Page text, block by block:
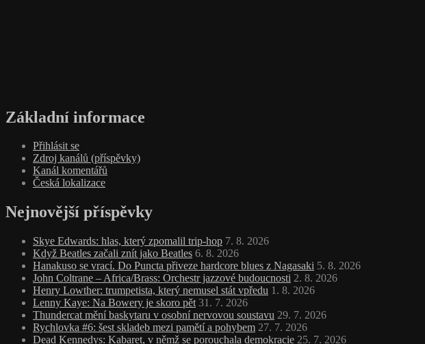
Základní informace
Přihlásit se
Zdroj kanálů (příspěvky)
Kanál komentářů
Česká lokalizace
Nejnovější příspěvky
Skye Edwards: hlas, který zpomalil trip‑hop 7. 8. 2026
Když Beatles začali znít jako Beatles 6. 8. 2026
Hanakuso se vrací. Do Puncta přiveze hardcore blues z Nagasaki 5. 8. 2026
John Coltrane – Africa/Brass: Orchestr jazzové budoucnosti 2. 8. 2026
Henry Lowther: trumpetista, který nemusel stát vpředu 1. 8. 2026
Lenny Kaye: Na Bowery je skoro pět 31. 7. 2026
Thundercat mění baskytaru v osobní nervovou soustavu 29. 7. 2026
Rychlovka #6: šest skladeb mezi pamětí a pohybem 27. 7. 2026
Dead Kennedys: Kabaret, v němž se porouchala demokracie 25. 7. 2026